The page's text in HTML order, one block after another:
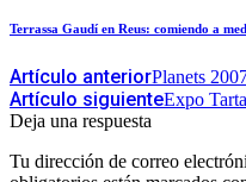
Terrassa Gaudí en Reus: comiendo a
Artículo anteriorPlanets
Artículo siguienteExpo
Deja una respuesta
Tu dirección de correo